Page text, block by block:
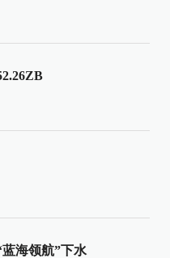
海领航”下水